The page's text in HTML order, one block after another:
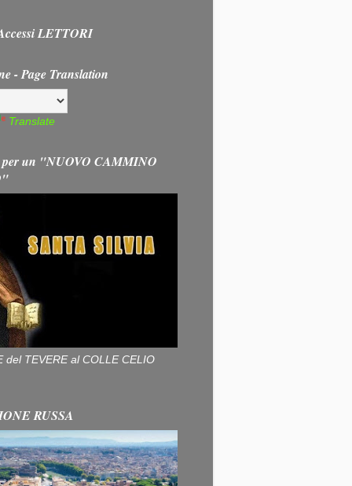
LETTORI
- Page Translation
Translate
per un "NUOVO CAMMINO
del TEVERE al COLLE CELIO
RUSSA